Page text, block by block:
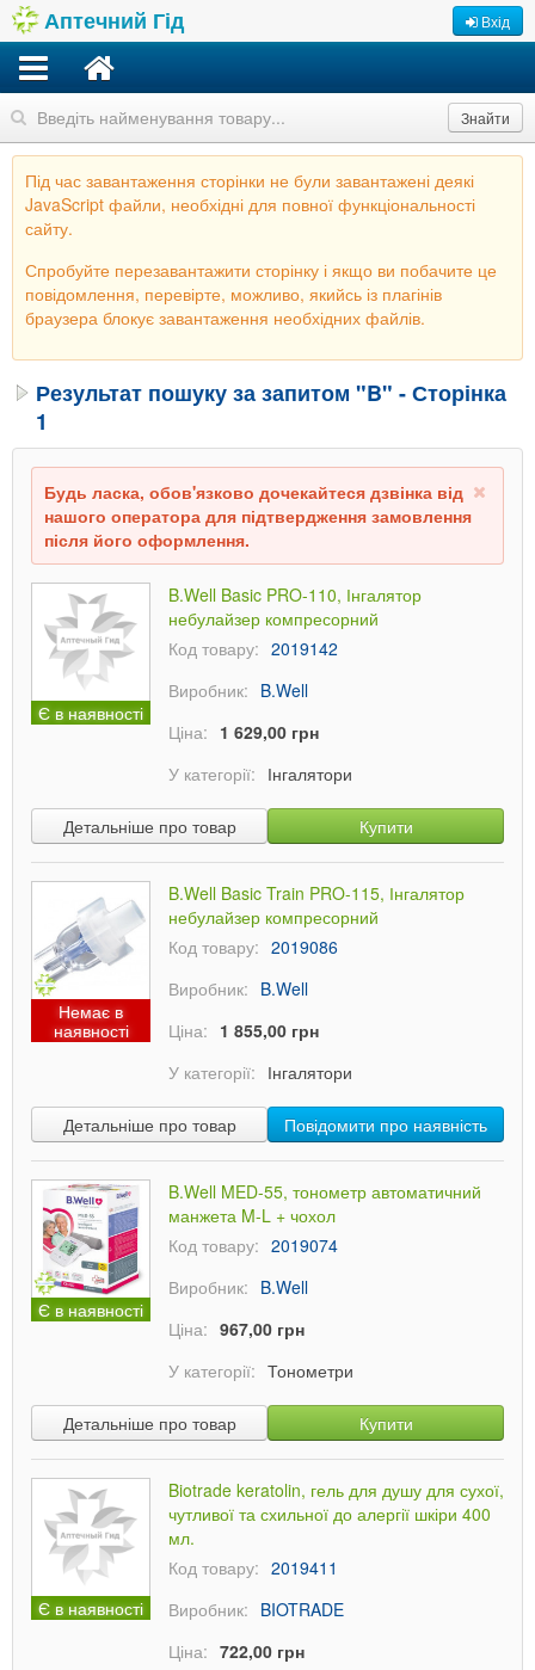
Аптечний Гід Вхід
Знайти
Під час завантаження сторінки не були завантажені деякі
JavaScript файли, необхідні для повної функціональності
сайту.
Спробуйте перезавантажити сторінку і якщо ви побачите це
повідомлення, перевірте, можливо, якийсь із плагінів
браузера блокує завантаження необхідних файлів.
Результат пошуку за запитом "B" - Сторінка
1
Будь ласка, обов'язково дочекайтеся дзвінка від
нашого оператора для підтвердження замовлення
після його оформлення.
Є в наявності
B.Well Basic PRO-110, Інгалятор
небулайзер компресорний
Код товару: 2019142
Виробник: B.Well
Ціна: 1 629,00 грн
У категорії: Інгалятори
Детальніше про товар Купити
Немає в
наявності
B.Well Basic Train PRO-115, Інгалятор
небулайзер компресорний
Код товару: 2019086
Виробник: B.Well
Ціна: 1 855,00 грн
У категорії: Інгалятори
Детальніше про товар Повідомити про наявність
Є в наявності
B.Well MED-55, тонометр автоматичний
манжета M-L + чохол
Код товару: 2019074
Виробник: B.Well
Ціна: 967,00 грн
У категорії: Тонометри
Детальніше про товар Купити
Є в наявності
Biotrade keratolin, гель для душу для сухої,
чутливої та схильної до алергії шкіри 400
мл.
Код товару: 2019411
Виробник: BIOTRADE
Ціна: 722,00 грн